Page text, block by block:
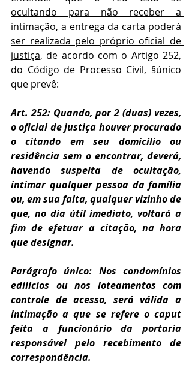
ocultando para não receber a
intimação, a entrega da carta poderá
ser realizada pelo próprio oficial de
justiça, de acordo com o Artigo 252,
do Código de Processo Civil, §único
que prevê:
Art. 252: Quando, por 2 (duas) vezes,
o oficial de justiça houver procurado
o citando em seu domicílio ou
residência sem o encontrar, deverá,
havendo suspeita de ocultação,
intimar qualquer pessoa da família
ou, em sua falta, qualquer vizinho de
que, no dia útil imediato, voltará a
fim de efetuar a citação, na hora
que designar.
Parágrafo único: Nos condomínios
edilícios ou nos loteamentos com
controle de acesso, será válida a
intimação a que se refere o caput
feita a funcionário da portaria
responsável pelo recebimento de
correspondência.